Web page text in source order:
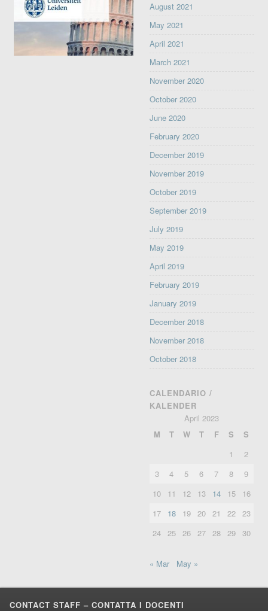
August 2021
May 2021
April 2021
March 2021
November 2020
October 2020
June 2020
February 2020
December 2019
November 2019
October 2019
September 2019
July 2019
May 2019
April 2019
February 2019
January 2019
December 2018
November 2018
October 2018
CALENDARIO /
KALENDER
April 2023
M
T W T F S
S
1
2
3
4 5 6 7 8
9
10
11 12 13 14 15
16
17
18 19 20 21 22
23
24
25 26 27 28 29 30
« Mar May »
CONTACT STAFF – CONTATTA I DOCENTI